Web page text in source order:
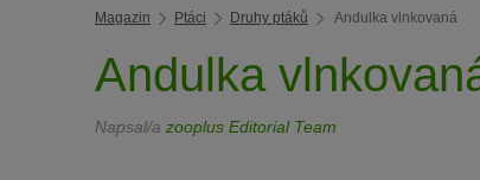
Magazin Ptáci Druhy ptáků Andulka vlnkovaná
Andulka
Napsal/a zooplus Editorial Team